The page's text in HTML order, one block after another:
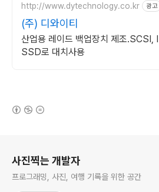
http://www.dytechnology.co.kr 광고
(주) 디와이티
산업용 레이드 백업장치 제조
SSD로 대치사용
사진찍는 개발자
프로그래밍, 사진, 여행 기록을 위한 공간